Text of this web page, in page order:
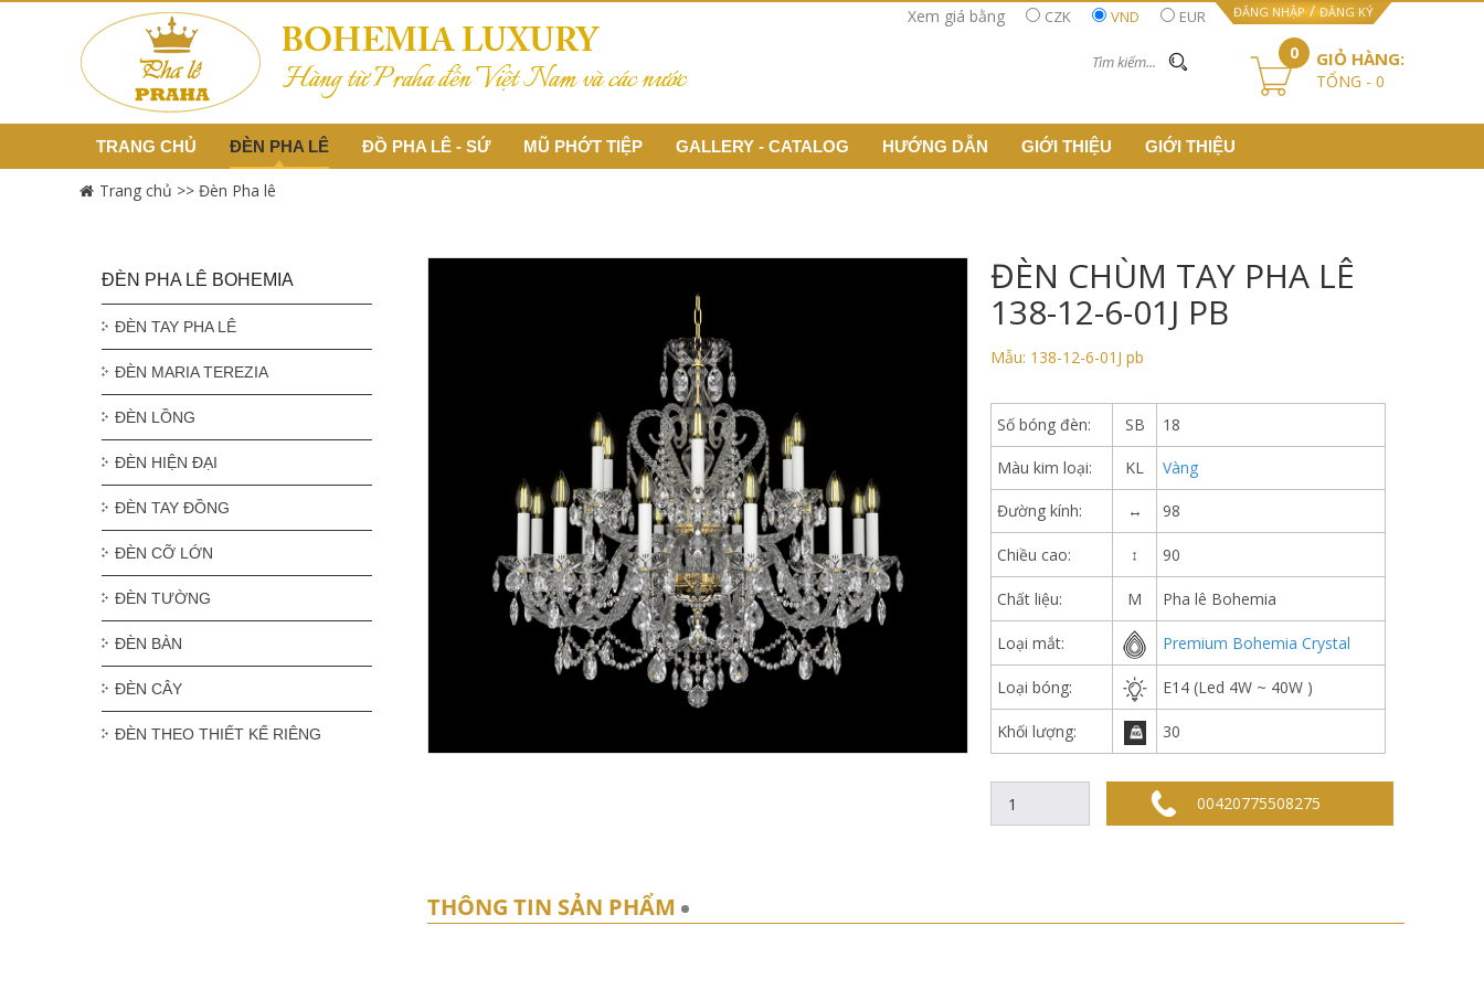
ĐĂNG NHẬP/ ĐĂNG KÝ
Xem giá bằng CZK VND EUR
0 GIỎ HÀNG:
TỔNG - 0
TRANG CHỦ ĐÈN PHA LÊ ĐỒ PHA LÊ - SỨ MŨ PHỚT TIỆP GALLERY - CATALOG HƯỚNG DẪN GIỚI THIỆU GIỚI THIỆU
Trang chủ >> Đèn Pha lê
ĐÈN PHA LÊ BOHEMIA
ĐÈN TAY PHA LÊ
ĐÈN MARIA TEREZIA
ĐÈN LỒNG
ĐÈN HIỆN ĐẠI
ĐÈN TAY ĐỒNG
ĐÈN CỠ LỚN
ĐÈN TƯỜNG
ĐÈN BÀN
ĐÈN CÂY
ĐÈN THEO THIẾT KẾ RIÊNG
ĐÈN CHÙM TAY PHA LÊ
138-12-6-01J PB
Mẫu: 138-12-6-01J pb
Số bóng đèn:
SB 18
Màu kim loại: KL Vàng
Đường kính: ↔ 98
Chiều cao: ↕ 90
Chất liệu: M Pha lê Bohemia
Loại mắt: Premium Bohemia Crystal
Loại bóng: E14 (Led 4W ~ 40W )
Khối lượng: 30
00420775508275
THÔNG TIN SẢN PHẨM